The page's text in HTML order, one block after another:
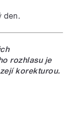
den.
rozhlasu je
korekturou.